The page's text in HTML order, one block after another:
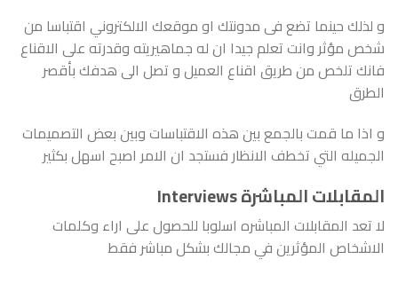
و لذلك حينما تضع فى مدونتك او موقعك الالكتروني اقتباسا من
شخص مؤثر وانت تعلم جيدا ان له جماهيريته وقدرته على الاقناع
فانك تلخص من طريق اقناع العميل و تصل الى هدفك بأقصر
الطرق
و اذا ما قمت بالجمع بين هذه الاقتباسات وبين بعض التصميمات
الجميله التي تخطف الانظار فستجد ان الامر اصبح اسهل بكثير
المقابلات المباشرة Interviews
لا تعد المقابلات المباشره اسلوبا للحصول على اراء وكلمات
الاشخاص المؤثرين في مجالك بشكل مباشر فقط